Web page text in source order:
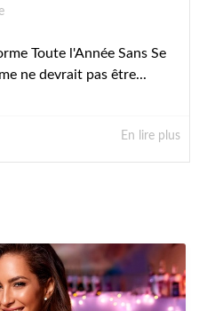
Toute l'Année Sans Se
ne devrait pas être...
En lire plus